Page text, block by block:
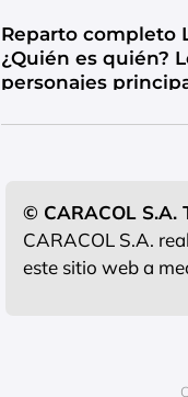
Reparto completo
¿Quién es quién?
personajes
© CARACOL S.A.
CARACOL S.A.
este sitio web a